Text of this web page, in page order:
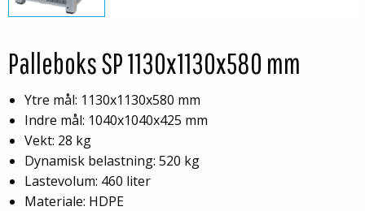
Palleboks SP 1130x1130x580 mm
Ytre mål: 1130x1130x580 mm
Indre mål: 1040x1040x425 mm
Vekt: 28 kg
Dynamisk belastning: 520 kg
Lastevolum: 460 liter
Materiale: HDPE